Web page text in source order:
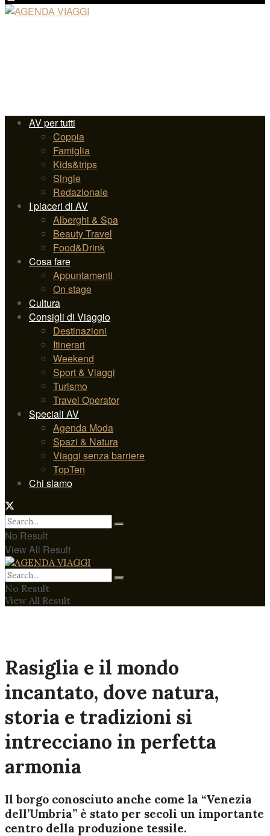
AV per tutti
Coppia
Famiglia
Kids&trips
Single
Redazionale
I piaceri di AV
Alberghi & Spa
Beauty Travel
Food&Drink
Cosa fare
Appuntamenti
On stage
Cultura
Consigli di Viaggio
Destinazioni
Itinerari
Weekend
Sport & Viaggi
Turismo
Travel Operator
Speciali AV
Agenda Moda
Spazi & Natura
Viaggi senza barriere
TopTen
Chi siamo
No Result
View All Result
No Result
View All Result
Rasiglia e il mondo
incantato, dove natura,
storia e tradizioni si
intrecciano in perfetta
armonia
Il borgo conosciuto anche come la “Venezia
dell’Umbria” è stato per secoli un importante
centro della produzione tessile.